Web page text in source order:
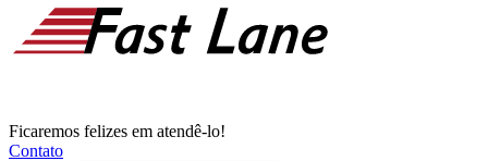
Ficaremos felizes em atendê-lo!
Contato